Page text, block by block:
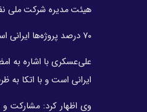
هیئت مدیره شرکت ملی
۷۰ درصد پروژه‌ها ایرانی است
ایرانی است و با اتکا